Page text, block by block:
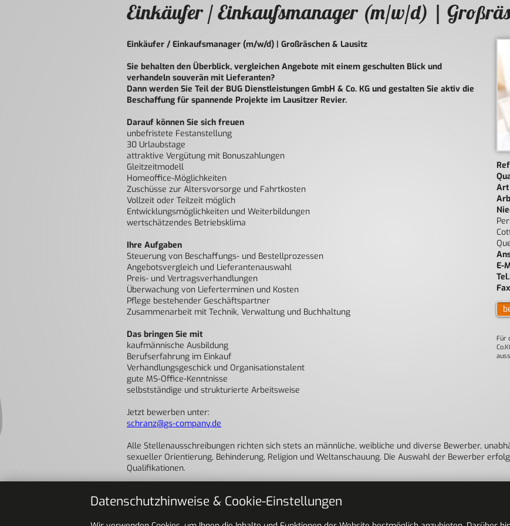
Einkäufer / Einkaufsmanager (m/w/d) |
Art
E-
Für
Einkäufer / Einkaufsmanager (m/w/d) | Großräschen & Lausitz
Sie behalten den Überblick, vergleichen Angebote mit einem geschulten Blick und
verhandeln souverän mit Lieferanten?
Dann werden Sie Teil der BUG Dienstleistungen GmbH & Co. KG und gestalten Sie aktiv die
Beschaffung für spannende Projekte im Lausitzer Revier.
Darauf können Sie sich freuen
unbefristete Festanstellung
30 Urlaubstage
attraktive Vergütung mit Bonuszahlungen
Gleitzeitmodell
Homeoffice-Möglichkeiten
Zuschüsse zur Altersvorsorge und Fahrtkosten
Vollzeit oder Teilzeit möglich
Entwicklungsmöglichkeiten und Weiterbildungen
wertschätzendes Betriebsklima
Ihre Aufgaben
Steuerung von Beschaffungs- und Bestellprozessen
Angebotsvergleich und Lieferantenauswahl
Preis- und Vertragsverhandlungen
Überwachung von Lieferterminen und Kosten
Pflege bestehender Geschäftspartner
Zusammenarbeit mit Technik, Verwaltung und Buchhaltung
Das bringen Sie mit
kaufmännische Ausbildung
Berufserfahrung im Einkauf
Verhandlungsgeschick und Organisationstalent
gute MS-Office-Kenntnisse
selbstständige und strukturierte Arbeitsweise
Jetzt bewerben unter:
schranz@gs-company.de
Alle Stellenausschreibungen richten sich stets an männliche, weibliche und diverse Bewerber,
sexueller Orientierung, Behinderung, Religion und Weltanschauung. Die Auswahl der Bewerber
Qualifikationen.
Bitte geben Sie in Ihrer Bewerbung folgende Referenznummer an: 264385
zurück
Datenschutzhinweise & Cookie-Einstellungen